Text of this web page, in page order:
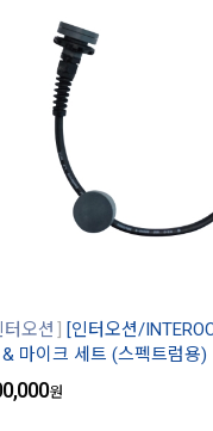
터오션
[인터오션/
마이크 세트 (스펙트럼용)
원